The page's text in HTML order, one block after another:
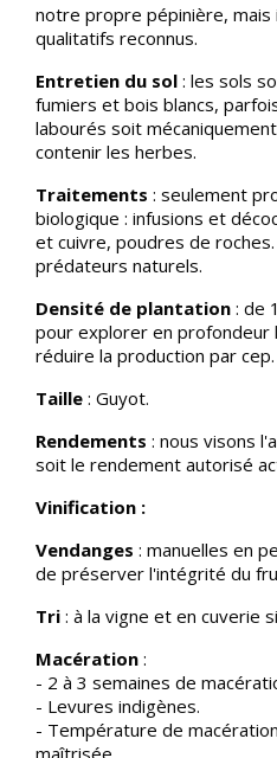
notre propre pépinière, mais
qualitatifs reconnus.
Entretien du sol : les sols
fumiers et bois blancs,
labourés soit
contenir les herbes.
Traitements : seulement
biologique : infusions et
et cuivre, poudres de
prédateurs naturels.
Densité de plantation : de
pour explorer en
réduire la production par cep.
Taille : Guyot.
Rendements : nous visons
soit le rendement autorisé
Vinification :
Vendanges : manuelles en
de préserver l'intégrité du
Tri : à la vigne et en cuverie
Macération :
- 2 à 3 semaines de
- Levures indigènes.
- Température de
maîtrisée.